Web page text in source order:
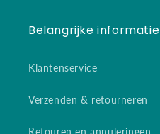
Belangrijke informatie
Klantenservice
Verzenden & retourneren